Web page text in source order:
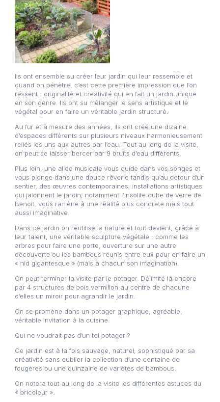
Ils ont ensemble su créer leur jardin qui leur ressemble et
quand on pénètre, c’est cette première impression que l’on
ressent : originalité et créativité qui en fait un jardin unique
en son genre. Ils ont su mélanger le sens artistique et le
végétal pour en faire un véritable jardin structuré.
Au fur et à mesure des années, ils ont créé une dizaine
d’espaces différents sur plusieurs niveaux harmonieusement
reliés les uns aux autres par l’eau. Tout au long de la visite,
on peut se laisser bercer par 9 bruits d’eau différents.
Plus loin, une allée musicale vous guide dans vos songes et
vous plonge dans une douce rêverie tandis qu’au détour d’un
sentier, des œuvres contemporaines, installations artistiques
qui jalonnent le jardin, notamment l’insolite cube de verre de
Benoit, vous ramène à une réalité plus concrète mais tout
aussi imaginative.
Dans ce jardin on réutilise la nature et tout devient, grâce à
leur talent, une véritable sculpture végétale : comme les
arbres pour faire une porte, ouverture sur une autre
découverte ou les bambous réunis entre eux pour en faire un
« nid gigantesque » (mais à chacun son imagination).
On peut terminer la visite par le potager. Délimité là encore
par 4 structures de bois vermillon au centre de chacune
d’elles un miroir pour agrandir le jardin.
On se promène dans un potager graphique, agréable,
véritable invitation à la cuisine.
Qui ne voudrait pas d’un tel potager ?
Ce jardin est à la fois sauvage, naturel, sophistiqué par sa
créativité sans oublier la collection d’une centaine de
fougères ou une quinzaine de variétés de bambous.
On notera tout au long de la visite les différentes astuces du
« bricoleur ».